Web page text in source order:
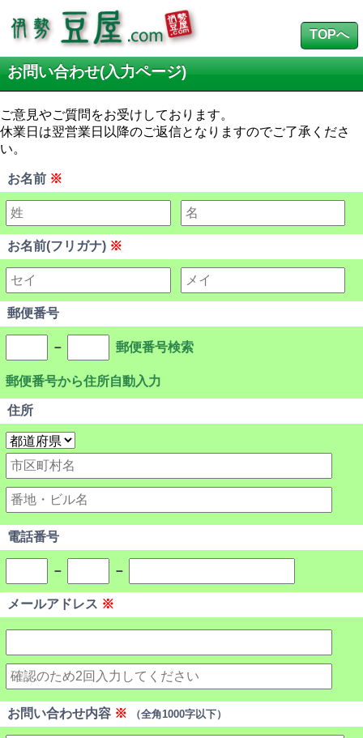
お問い合わせ(入力ページ)
ご意見やご質問をお受けしております。
休業日は翌営業日以降のご返信となりますのでご了承くださ
い。
お名前 ※
お名前(フリガナ) ※
郵便番号
－ 郵便番号検索
郵便番号から住所自動入力
住所
電話番号
－ －
メールアドレス ※
お問い合わせ内容 ※ （全角1000字以下）
TOPへ